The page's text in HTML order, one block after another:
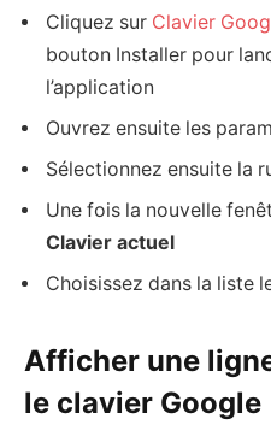
Cliquez sur Clavier
bouton Installer pour
l’application
Ouvrez ensuite les
Sélectionnez ensuite la
Une fois la nouvelle
Clavier actuel
Choisissez dans la liste
Afficher une
le clavier Google